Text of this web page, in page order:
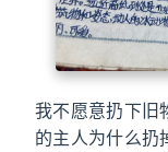
我不愿意扔下旧
的主人为什么扔